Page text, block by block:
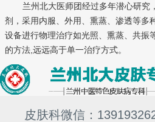
兰州北大医师团经过多年潜心研究
剂，采用内服、外用、熏蒸、渗透等多
设备进行物理治疗如光照、熏蒸、共振
的方法,远远高于单一治疗方式。
皮肤科微信：